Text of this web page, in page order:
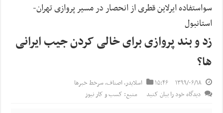
سواستفاده ایرلاین قطری از انحصار در مسیر پروازی تهران-
استانبول
زد و بند پروازی برای خالی کردن جیب ایرانی
ها؟
۱۳۹۹/۰۶/۱۸ ۱۵:۴۶ اسلایدر,اصناف,سرخط خبرها
دیدگاه خود را بیان کنید
منبع: کسب و کار نیوز